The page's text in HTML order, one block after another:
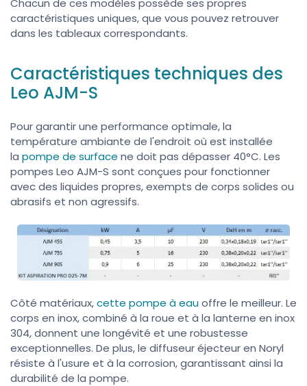
caractéristiques uniques, que vous pouvez retrouver
dans les tableaux correspondants.
Caractéristiques techniques des
Leo AJM-S
Pour garantir une performance optimale, la
température ambiante de l'endroit où est installée
la pompe de surface ne doit pas dépasser 40°C. Les
pompes Leo AJM-S sont conçues pour fonctionner
avec des liquides propres, exempts de corps solides ou
abrasifs et non agressifs.
Côté matériaux,cette pompe à eauoffre le meilleur. Le
corps en inox, combiné à la roue et à la lanterne en inox
304, donnent une longévité et une robustesse
exceptionnelles. De plus, le diffuseur éjecteur en Noryl
résiste à l'usure et à la corrosion, garantissant ainsi la
durabilité de la pompe.